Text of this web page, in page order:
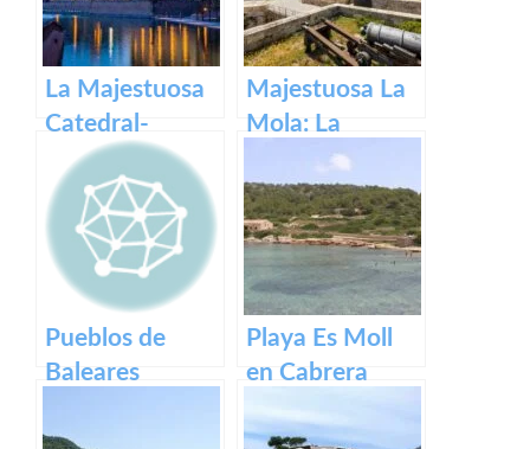
La Majestuosa
Catedral-
Basílica de
Santa María en
Mallorca.
Majestuosa La
Mola: La
Fortaleza de
Menorca
Pueblos de
Baleares
Playa Es Moll
en Cabrera